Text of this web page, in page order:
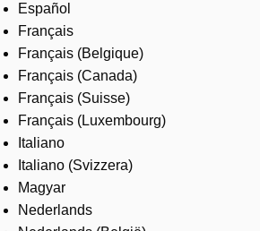
Español
Français
Français (Belgique)
Français (Canada)
Français (Suisse)
Français (Luxembourg)
Italiano
Italiano (Svizzera)
Magyar
Nederlands